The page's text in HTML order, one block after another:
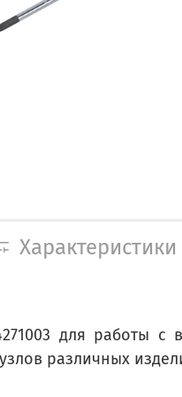
Характеристики
для работы
различных